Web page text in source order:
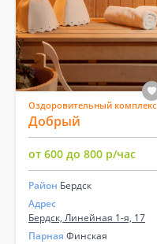
Оздоровительный комплекс
Добрый
от 600 до 800 р/час
Район Бердск
Адрес
Бердск, Линейная 1-я, 17
Парная Финская